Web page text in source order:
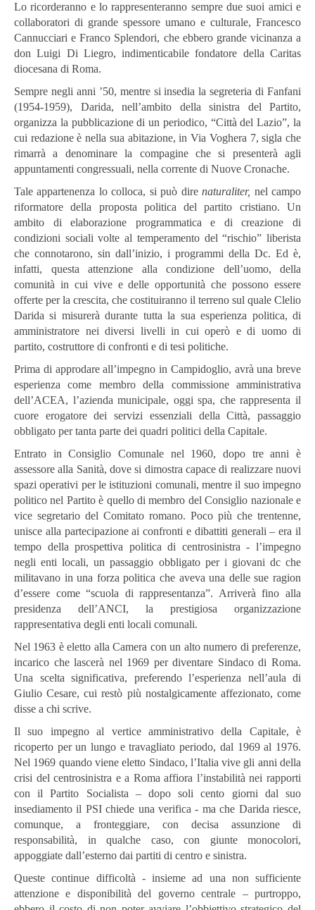
Lo ricorderanno e lo rappresenteranno sempre due suoi amici e
collaboratori di grande spessore umano e culturale, Francesco
Cannucciari e Franco Splendori, che ebbero grande vicinanza a
don Luigi Di Liegro, indimenticabile fondatore della Caritas
diocesana di Roma.
Sempre negli anni ’50, mentre si insedia la segreteria di Fanfani
(1954-1959), Darida, nell’ambito della sinistra del Partito,
organizza la pubblicazione di un periodico, “Città del Lazio”, la
cui redazione è nella sua abitazione, in Via Voghera 7, sigla che
rimarrà a denominare la compagine che si presenterà agli
appuntamenti congressuali, nella corrente di Nuove Cronache.
Tale appartenenza lo colloca, si può direnaturaliter, nel campo
riformatore della proposta politica del partito cristiano. Un
ambito di elaborazione programmatica e di creazione di
condizioni sociali volte al temperamento del “rischio” liberista
che connotarono, sin dall’inizio, i programmi della Dc. Ed è,
infatti, questa attenzione alla condizione dell’uomo, della
comunità in cui vive e delle opportunità che possono essere
offerte per la crescita, che costituiranno il terreno sul quale Clelio
Darida si misurerà durante tutta la sua esperienza politica, di
amministratore nei diversi livelli in cui operò e di uomo di
partito, costruttore di confronti e di tesi politiche.
Prima di approdare all’impegno in Campidoglio, avrà una breve
esperienza come membro della commissione amministrativa
dell’ACEA, l’azienda municipale, oggi spa, che rappresenta il
cuore erogatore dei servizi essenziali della Città, passaggio
obbligato per tanta parte dei quadri politici della Capitale.
Entrato in Consiglio Comunale nel 1960, dopo tre anni è
assessore alla Sanità, dove si dimostra capace di realizzare nuovi
spazi operativi per le istituzioni comunali, mentre il suo impegno
politico nel Partito è quello di membro del Consiglio nazionale e
vice segretario del Comitato romano. Poco più che trentenne,
unisce alla partecipazione ai confronti e dibattiti generali – era il
tempo della prospettiva politica di centrosinistra - l’impegno
negli enti locali, un passaggio obbligato per i giovani dc che
militavano in una forza politica che aveva una delle sue ragion
d’essere come “scuola di rappresentanza”. Arriverà fino alla
presidenza dell’ANCI, la prestigiosa organizzazione
rappresentativa degli enti locali comunali.
Nel 1963 è eletto alla Camera con un alto numero di preferenze,
incarico che lascerà nel 1969 per diventare Sindaco di Roma.
Una scelta significativa, preferendo l’esperienza nell’aula di
Giulio Cesare, cui restò più nostalgicamente affezionato, come
disse a chi scrive.
Il suo impegno al vertice amministrativo della Capitale, è
ricoperto per un lungo e travagliato periodo, dal 1969 al 1976.
Nel 1969 quando viene eletto Sindaco, l’Italia vive gli anni della
crisi del centrosinistra e a Roma affiora l’instabilità nei rapporti
con il Partito Socialista – dopo soli cento giorni dal suo
insediamento il PSI chiede una verifica - ma che Darida riesce,
comunque, a fronteggiare, con decisa assunzione di
responsabilità, in qualche caso, con giunte monocolori,
appoggiate dall’esterno dai partiti di centro e sinistra.
Queste continue difficoltà - insieme ad una non sufficiente
attenzione e disponibilità del governo centrale – purtroppo,